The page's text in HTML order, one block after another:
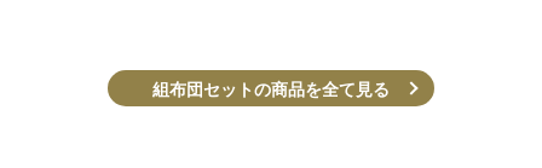
組布団セットの商品を全て見る